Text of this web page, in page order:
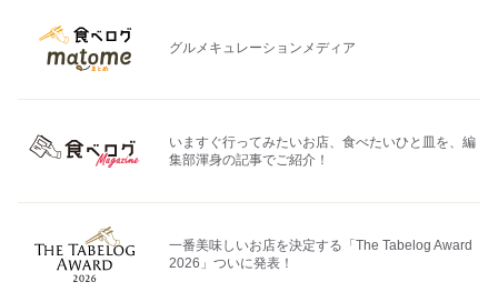
グルメキュレーションメディア
いますぐ行ってみたいお店、食べたいひと皿を、編
集部渾身の記事でご紹介！
一番美味しいお店を決定する「The Tabelog Award
2026」ついに発表！